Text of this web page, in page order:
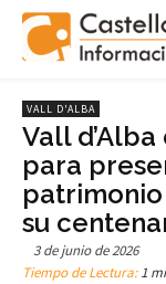
VALL D'ALBA
Vall
para
su
3 de junio de 2026
Tiempo de Lectura:1